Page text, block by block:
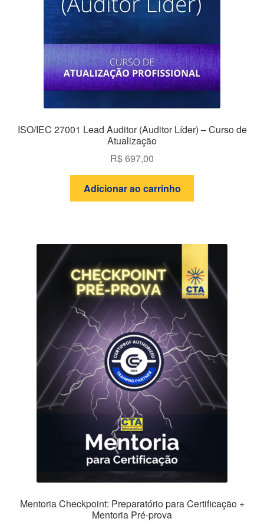
ISO/IEC 27001 Lead Auditor (Auditor Líder) – Curso de
Atualização
R$697,00
Adicionar ao carrinho
Mentoria Checkpoint: Preparatório para Certificação +
Mentoria Pré-prova